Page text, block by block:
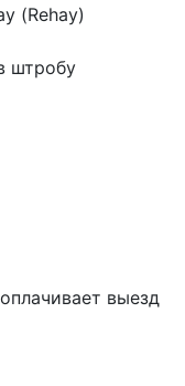
(Rehay)
штробу
выезд